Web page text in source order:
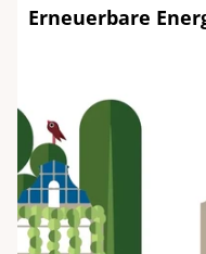
Erneuerbare